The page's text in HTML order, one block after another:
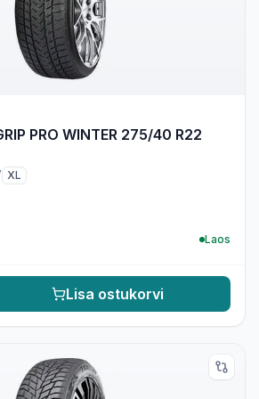
PRO WINTER 275/40 R22
XL
Laos
Lisa ostukorvi